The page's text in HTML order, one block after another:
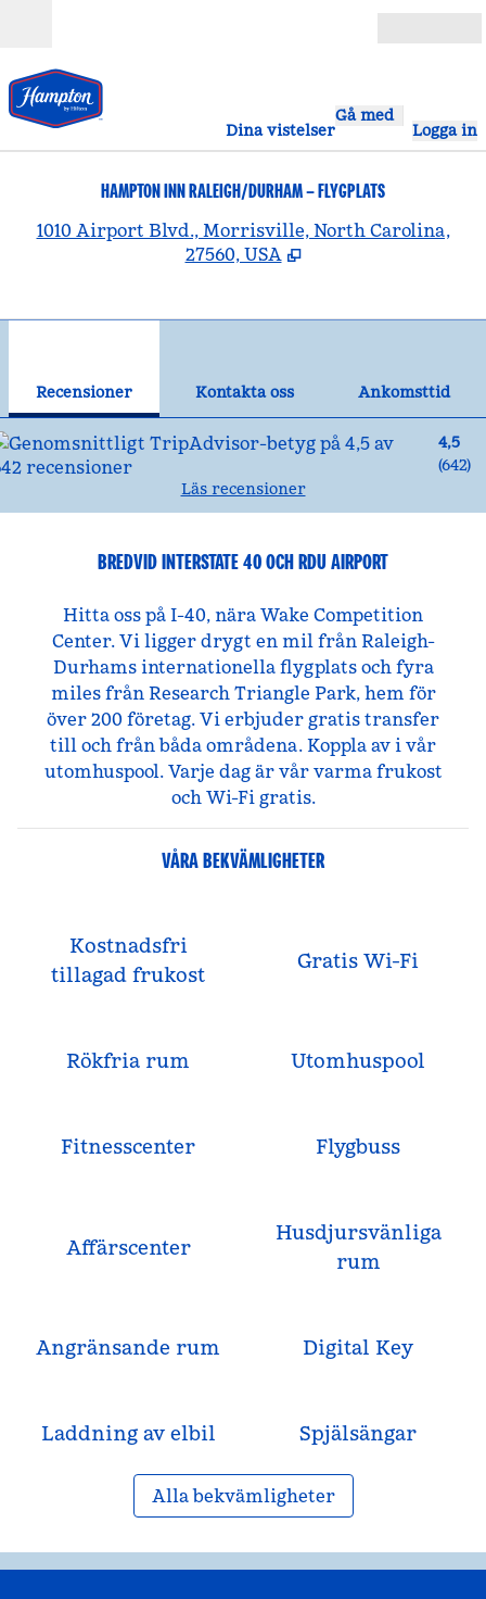
Dina vistelser
Gå med
Logga in
HAMPTON INN RALEIGH/DURHAM – FLYGPLATS
1010 Airport Blvd., Morrisville, North Carolina,
27560, USA
Recensioner Kontakta oss
Ankomsttid
4,5
(642)
Läs recensioner
BREDVID INTERSTATE 40 OCH RDU AIRPORT
Hitta oss på I-40, nära Wake Competition
Center. Vi ligger drygt en mil från Raleigh-
Durhams internationella flygplats och fyra
miles från Research Triangle Park, hem för
över 200 företag. Vi erbjuder gratis transfer
till och från båda områdena. Koppla av i vår
utomhuspool. Varje dag är vår varma frukost
och Wi-Fi gratis.
VÅRA BEKVÄMLIGHETER
Kostnadsfri
tillagad frukost
Gratis Wi-Fi
Rökfria rum Utomhuspool
Fitnesscenter Flygbuss
Affärscenter
Husdjursvänliga
rum
Angränsande rum Digital Key
Laddning av elbil Spjälsängar
Alla bekvämligheter